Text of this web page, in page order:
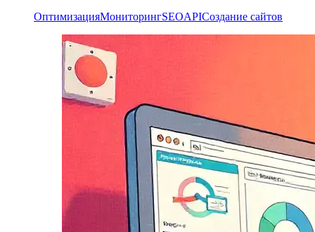
ОптимизацияМониторингSEOAPIСоздание сайтов